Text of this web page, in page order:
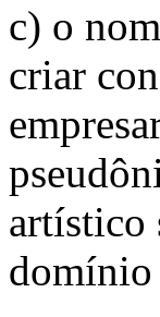
c) o
criar
artístico
domínio